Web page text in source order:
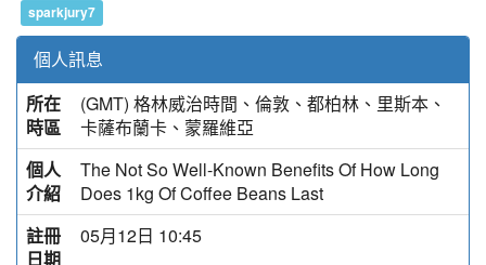
sparkjury7
個人訊息
所在
時區
(GMT) 格林威治時間、倫敦、都柏林、里斯本、
卡薩布蘭卡、蒙羅維亞
個人
介紹
The Not So Well-Known Benefits Of How Long
Does 1kg Of Coffee Beans Last
註冊
日期
05月12日 10:45